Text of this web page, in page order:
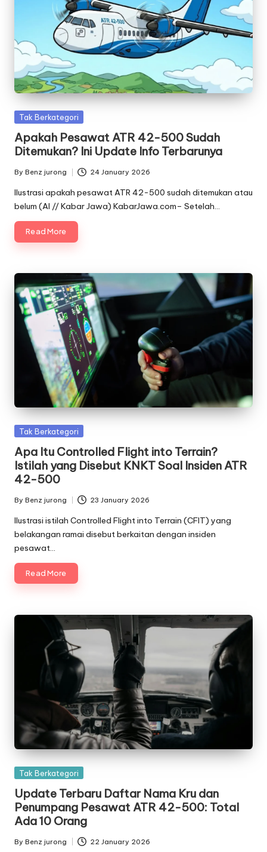
Posted
Tak Berkategori
Apakah Pesawat ATR 42-500 Sudah
Ditemukan? Ini Update Info Terbarunya
Posted
by
By Benz jurong 24 January 2026
Ilustrasi apakah pesawat ATR 42-500 sudah ditemukan atau
belum (AI // Kabar Jawa) KabarJawa.com– Setelah…
Read More
Posted
Tak Berkategori
Apa Itu Controlled Flight into Terrain?
Istilah yang Disebut KNKT Soal Insiden ATR
42-500
Posted
by
By Benz jurong 23 January 2026
Ilustrasi istilah Controlled Flight into Terrain (CFIT) yang
belakangan ramai disebut berkaitan dengan insiden
pesawat…
Read More
Posted
Tak Berkategori
Update Terbaru Daftar Nama Kru dan
Penumpang Pesawat ATR 42-500: Total
Ada 10 Orang
Posted
By Benz jurong 22 January 2026